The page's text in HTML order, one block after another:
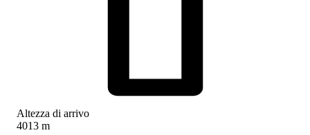
Altezza di arrivo
4013 m